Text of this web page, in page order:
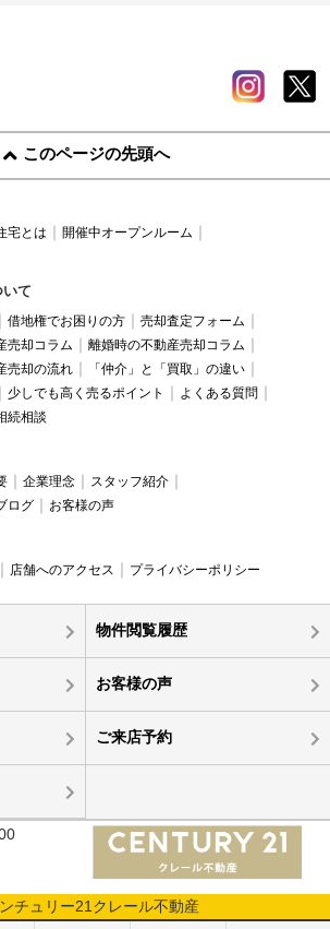
このページの先頭へ
宅とは
開催中オープンルーム
て
借地権でお困りの方
売却査定フォーム
売却コラム
離婚時の不動産売却コラム
売却の流れ
「仲介」と「買取」の違い
少しでも高く売るポイント
よくある質問
続相談
企業理念
スタッフ紹介
ログ お客様の声
店舗へのアクセス プライバシーポリシー
物件閲覧履歴
お客様の声
ご来店予約
チュリー21クレール不動産